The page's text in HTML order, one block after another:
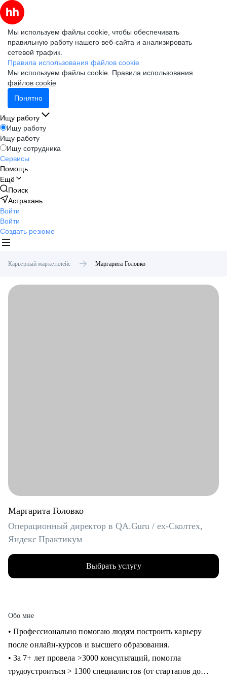
Мы используем файлы cookie, чтобы обеспечивать
правильную работу нашего веб-сайта и анализировать
сетевой трафик.
Правила использования файлов cookie
Мы используем файлы cookie. Правила использования
файлов cookie
Понятно
Ищу работу
Ищу работу
Ищу работу
Ищу сотрудника
Сервисы
Помощь
Ещё
Поиск
Астрахань
Войти
Войти
Создать резюме
Карьерный маркетплейс Маргарита Головко
Маргарита Головко
Операционный директор в QA.Guru / ex-Сколтех,
Яндекс Практикум
Выбрать услугу
Обо мне
• Профессионально помогаю людям построить карьеру
после онлайн-курсов и высшего образования.
• За 7+ лет провела >3000 консультаций, помогла
трудоустроиться > 1300 специалистов (от стартапов до